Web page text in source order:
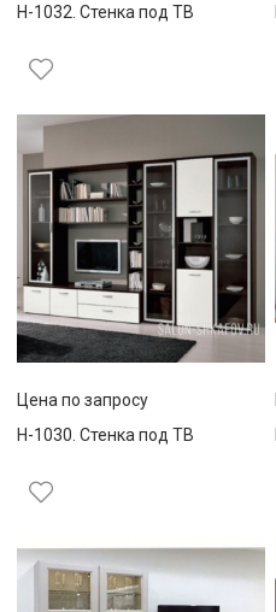
Н-1032. Стенка под ТВ
Цена по запросу
Н-1030. Стенка под ТВ